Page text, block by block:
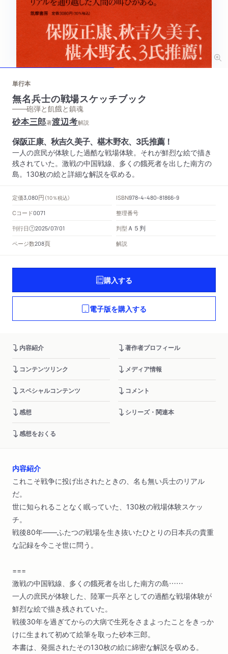
単行本
無名兵士の戦場スケッチブック
——砲弾と飢餓と鎮魂
砂本三郎著渡辺考解説
保阪正康、秋吉久美子、椹木野衣、3氏推薦！
一人の庶民が体験した過酷な戦場体験。それが鮮烈な絵で描き
残されていた。激戦の中国戦線、多くの餓死者を出した南方の
島。130枚の絵と詳細な解説を収める。
定価3,080円 （10％税込） ISBN978-4-480-81866-9
Cコード0071
整理番号
刊行日
2025/07/01 判型 Ａ５判
ページ数208頁 解説
購入する
電子版を購入する
内容紹介 著作者プロフィール
コンテンツリンク メディア情報
スペシャルコンテンツ コメント
感想 シリーズ・関連本
感想をおくる
内容紹介
これこそ戦争に投げ出されたときの、名も無い兵士のリアル
だ。
世に知られることなく眠っていた、130枚の戦場体験スケッ
チ。
戦後80年――ふたつの戦場を生き抜いたひとりの日本兵の貴重
な記録を今こそ世に問う。
===
激戦の中国戦線、多くの餓死者を出した南方の島……
一人の庶民が体験した、陸軍一兵卒としての過酷な戦場体験が
鮮烈な絵で描き残されていた。
戦後30年を過ぎてからの大病で生死をさまよったことをきっか
けに生まれて初めて絵筆を取った砂本三郎。
本書は、発掘されたその130枚の絵に綿密な解説を収める。